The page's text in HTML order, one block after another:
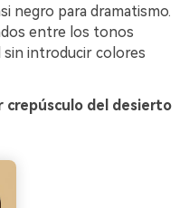
negro para dramatismo.
entre los tonos
sin introducir colores
crepúsculo del desierto